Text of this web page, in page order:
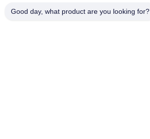
공장 여행
품질 관리
Good day, what product are you looking for?